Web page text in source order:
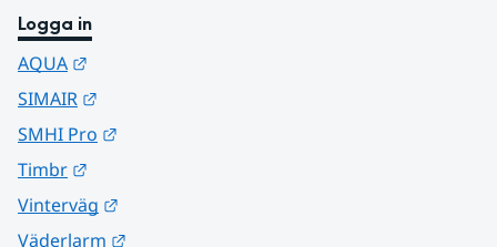
Logga in
AQUA
SIMAIR
SMHI Pro
Timbr
Vinterväg
Väderlarm